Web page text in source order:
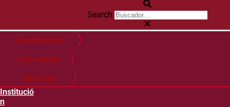
Search
Citas financieras
Guía de matricula
Pago en línea
Institució
n